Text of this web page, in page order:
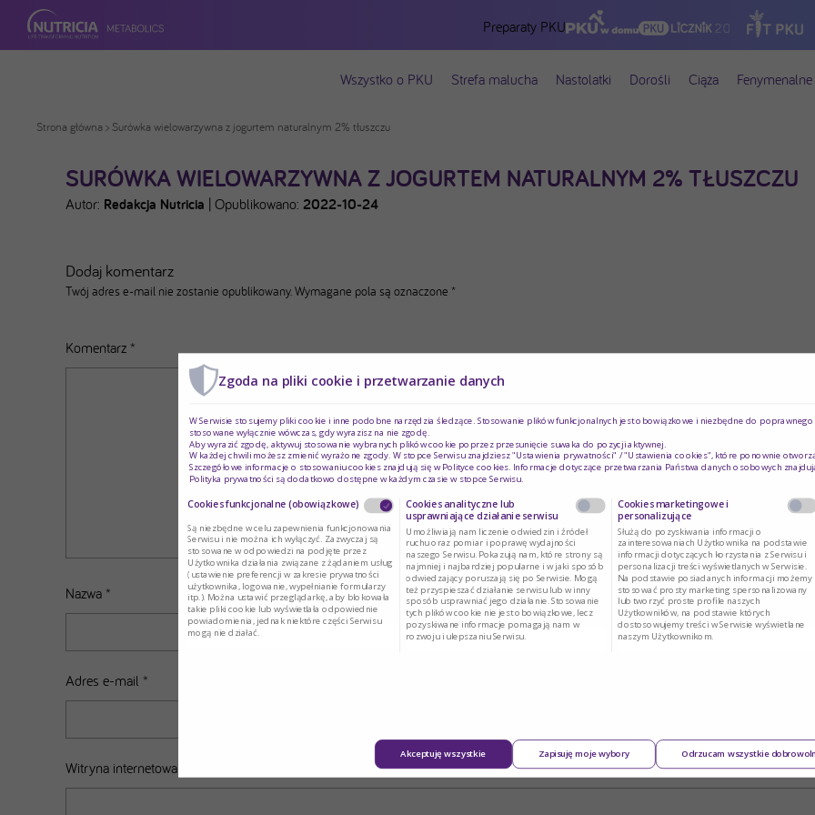
Preparaty PKU
Wszystko o PKU Strefa malucha Nastolatki Dorośli Ciąża
Strona główna > Surówka wielowarzywna z jogurtem naturalnym 2% tłuszczu
SURÓWKA WIELOWARZYWNA Z JOGURTEM NATURALNYM 2% TŁUSZCZU
Autor: Redakcja Nutricia Opublikowano: 2022-10-24
Dodaj komentarz
Twój adres e-mail nie zostanie opublikowany.Wymagane pola są oznaczone *
Komentarz *
Nazwa *
Adres e-mail *
Witryna internetowa
Zgoda na pliki cookie i przetwarzanie danych
W Serwisie stosujemy pliki cookie i inne podobne narzędzia śledzące. Stosowanie plików funkcjonalnych jest obowiązkowe i niezbędne do poprawnego
stosowane wyłącznie wówczas, gdy wyrazisz na nie zgodę.
Aby wyrazić zgodę, aktywuj stosowanie wybranych plików cookie poprzez przesunięcie suwaka do pozycji aktywnej.
W każdej chwili możesz zmienić wyrażone zgody. W stopce Serwisu znajdziesz "Ustawienia prywatności" / "Ustawienia cookies", które ponownie
Szczegółowe informacje o stosowaniu cookies znajdują się wPolityce cookies. Informacje dotyczące przetwarzania Państwa danych osobowych
Polityka prywatności są dodatkowo dostępne w każdym czasie w stopce Serwisu.
Cookies funkcjonalne (obowiązkowe)
Są niezbędne w celu zapewnienia funkcjonowania
Serwisu i nie można ich wyłączyć. Zazwyczaj są
stosowane w odpowiedzi na podjęte przez
Użytkownika działania związane z żądaniem usług
(ustawienie preferencji w zakresie prywatności
użytkownika, logowanie, wypełnianie formularzy
itp.). Można ustawić przeglądarkę, aby blokowała
takie pliki cookie lub wyświetlała odpowiednie
powiadomienia, jednak niektóre części Serwisu
mogą nie działać.
Cookies analityczne lub
usprawniające działanie serwisu
Umożliwiają nam liczenie odwiedzin i źródeł
ruchu oraz pomiar i poprawę wydajności
naszego Serwisu. Pokazują nam, które strony są
najmniej i najbardziej popularne i w jaki sposób
odwiedzający poruszają się po Serwisie. Mogą
też przyspieszać działanie serwisu lub w inny
sposób usprawniać jego działanie. Stosowanie
tych plików cookie nie jest obowiązkowe, lecz
pozyskiwane informacje pomagają nam w
rozwoju i ulepszaniu Serwisu.
Cookies marketingowe i
personalizujące
Służą do pozyskiwania informacji o
zainteresowaniach Użytkownika na podstawie
informacji dotyczących korzystania z Serwisu i
personalizacji treści wyświetlanych w Serwisie.
Na podstawie posiadanych informacji możemy
stosować prosty marketing spersonalizowany
lub tworzyć proste profile naszych
Użytkowników, na podstawie których
dostosowujemy treści w Serwisie wyświetlane
naszym Użytkownikom.
Akceptuję wszystkie Zapisuję moje wybory Odrzucam wszystkie